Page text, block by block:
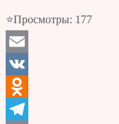
⭐Просмотры: 177
Email
VK
Odnoklassniki